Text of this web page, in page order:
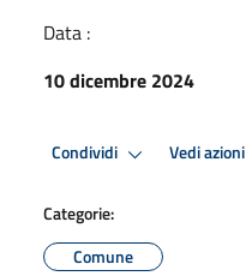
Data :
10 dicembre 2024
Condividi Vedi azioni
Categorie:
Comune